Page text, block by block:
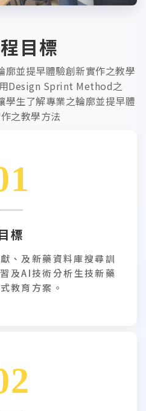
目標
廓並提早體驗創新實作之教學
Design Sprint Method之
學生了解專業之輪廓並提早體
之教學方法
標
、及新藥資料庫搜尋訓
及AI技術分析生技新藥
教育方案。